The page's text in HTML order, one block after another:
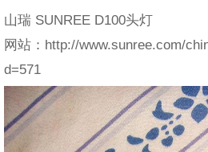
山瑞 SUNREE D100头灯
网站：http://www.sunree.com/
d=571